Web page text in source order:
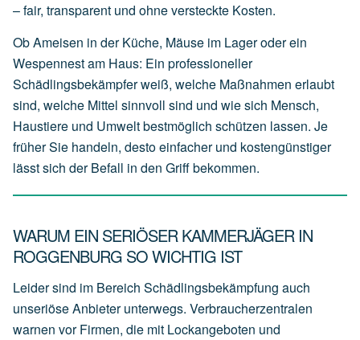
– fair, transparent und ohne versteckte Kosten.
Ob Ameisen in der Küche, Mäuse im Lager oder ein
Wespennest am Haus: Ein professioneller
Schädlingsbekämpfer weiß, welche Maßnahmen erlaubt
sind, welche Mittel sinnvoll sind und wie sich Mensch,
Haustiere und Umwelt bestmöglich schützen lassen. Je
früher Sie handeln, desto einfacher und kostengünstiger
lässt sich der Befall in den Griff bekommen.
WARUM EIN SERIÖSER KAMMERJÄGER IN
ROGGENBURG SO WICHTIG IST
Leider sind im Bereich Schädlingsbekämpfung auch
unseriöse Anbieter unterwegs. Verbraucherzentralen
warnen vor Firmen, die mit Lockangeboten und